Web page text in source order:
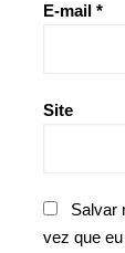
E-mail *
Site
Salvar
vez que